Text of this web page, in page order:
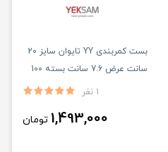
بست کمربندی YY تایوان سایز 20
سانت عرض 7.6 سانت بسته 100
1 نفر
1,493,000 تومان